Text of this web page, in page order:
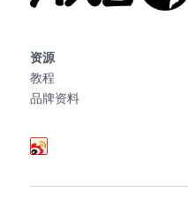
资源
教程
品牌资料